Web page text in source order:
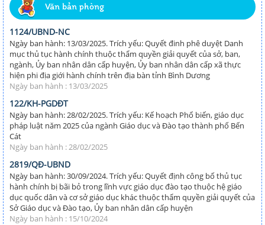
Văn bản phòng
1124/UBND-NC
Ngày ban hành: 13/03/2025. Trích yếu: Quyết đinh phê duyệt Danh
mục thủ tục hành chính thuộc thẩm quyền giải quyết của sở, ban,
ngành, Ủy ban nhân dân cấp huyện, Ủy ban nhân dân cấp xã thực
hiện phi địa giới hành chính trên địa bàn tỉnh Bình Dương
Ngày ban hành : 13/03/2025
122/KH-PGDĐT
Ngày ban hành: 28/02/2025. Trích yếu: Kế hoạch Phổ biến, giáo dục
pháp luật năm 2025 của ngành Giáo dục và Đào tạo thành phố Bến
Cát
Ngày ban hành : 28/02/2025
2819/QĐ-UBND
Ngày ban hành: 30/09/2024. Trích yếu: Quyết định công bố thủ tục
hành chính bị bãi bỏ trong lĩnh vực giáo dục đào tạo thuộc hệ giáo
dục quốc dân và cơ sở giáo dục khác thuộc thẩm quyền giải quyết của
Sở Giáo dục và Đào tạo, Ủy ban nhân dân cấp huyện
Ngày ban hành : 15/10/2024